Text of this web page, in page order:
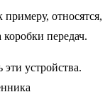
относятся,
коробки передач.
устройства.